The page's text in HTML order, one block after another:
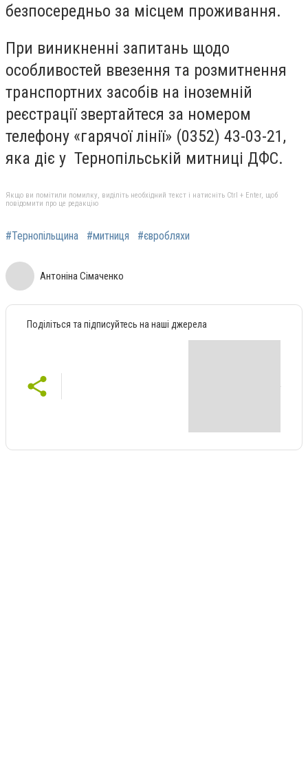
безпосередньо за місцем проживання.
При виникненні запитань щодо
особливостей ввезення та розмитнення
транспортних засобів на іноземній
реєстрації звертайтеся за номером
телефону «гарячої лінії» (0352) 43-03-21,
яка діє у Тернопільській митниці ДФС.
Якщо ви помітили помилку, виділіть необхідний текст і натисніть Ctrl + Enter, щоб
повідомити про це редакцію
#Тернопільщина #митниця #євробляхи
Антоніна Сімаченко
Поділіться та підписуйтесь на наші джерела